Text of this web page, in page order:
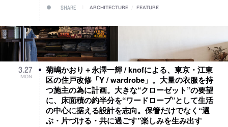
SHARE ARCHITECTURE FEATURE
3.27
MON
菊嶋かおり＋永澤一輝 / knofによる、東京・江東
区の住戸改修「Y / wardrobe」。大量の衣服を持
つ施主の為に計画。大きな“クローゼット”の要望
に、床面積の約半分を“ワードローブ”として生活
の中心に据える設計を志向。保管だけでなく“選
ぶ・片づける・共に過ごす”楽しみを生み出す